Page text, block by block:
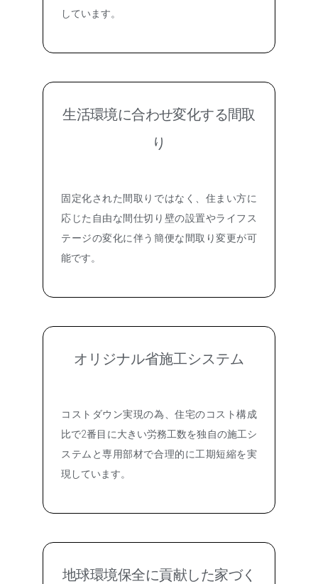
しています。
生活環境に合わせ変化する間取
り
固定化された間取りではなく、住まい方に
応じた自由な間仕切り壁の設置やライフス
テージの変化に伴う簡便な間取り変更が可
能です。
オリジナル省施工システム
コストダウン実現の為、住宅のコスト構成
比で2番目に大きい労務工数を独自の施工シ
ステムと専用部材で合理的に工期短縮を実
現しています。
地球環境保全に貢献した家づく